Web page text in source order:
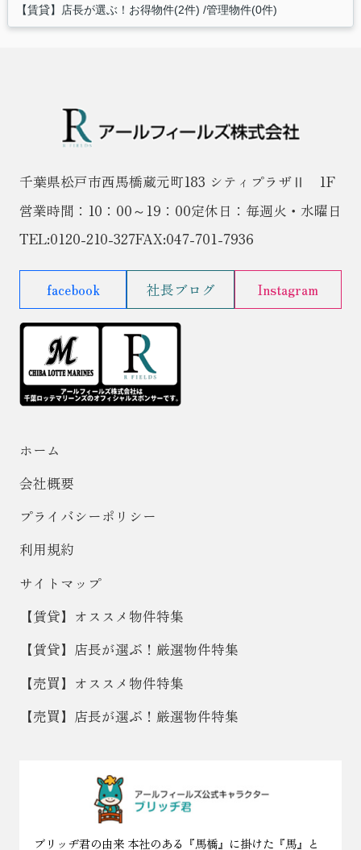
【賃貸】店長が選ぶ！お得物件(2件) 管理物件(0件)
千葉県松戸市西馬橋蔵元町183 シティプラザⅡ 1F
営業時間：10：00～19：00定休日：毎週火・水曜日
TEL:0120-210-327FAX:047-701-7936
facebook 社長ブログ Instagram
ホーム
会社概要
プライバシーポリシー
利用規約
サイトマップ
【賃貸】オススメ物件特集
【賃貸】店長が選ぶ！厳選物件特集
【売買】オススメ物件特集
【売買】店長が選ぶ！厳選物件特集
ブリッヂ君の由来 本社のある『馬橋』に掛けた『馬』と